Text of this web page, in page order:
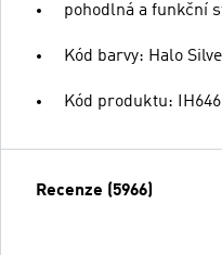
pohodlná a funkční
Kód barvy: Halo
Kód produktu:
Recenze (5966)